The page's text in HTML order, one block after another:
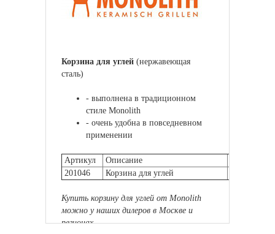
Корзина для углей (нержавеющая
сталь)
- выполнена в традиционном
стиле Monolith
- очень удобна в повседневном
применении
Артикул Описание
201046
Корзина для углей
Купить корзину для углей от Monolith
можно у наших дилеров в Москве и
регионах.